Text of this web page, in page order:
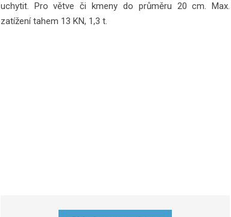
uchytit. Pro větve či kmeny do průměru 20 cm. Max.
zatížení tahem 13 KN, 1,3 t.